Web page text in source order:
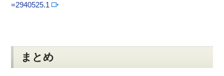
=2940525.1
まとめ